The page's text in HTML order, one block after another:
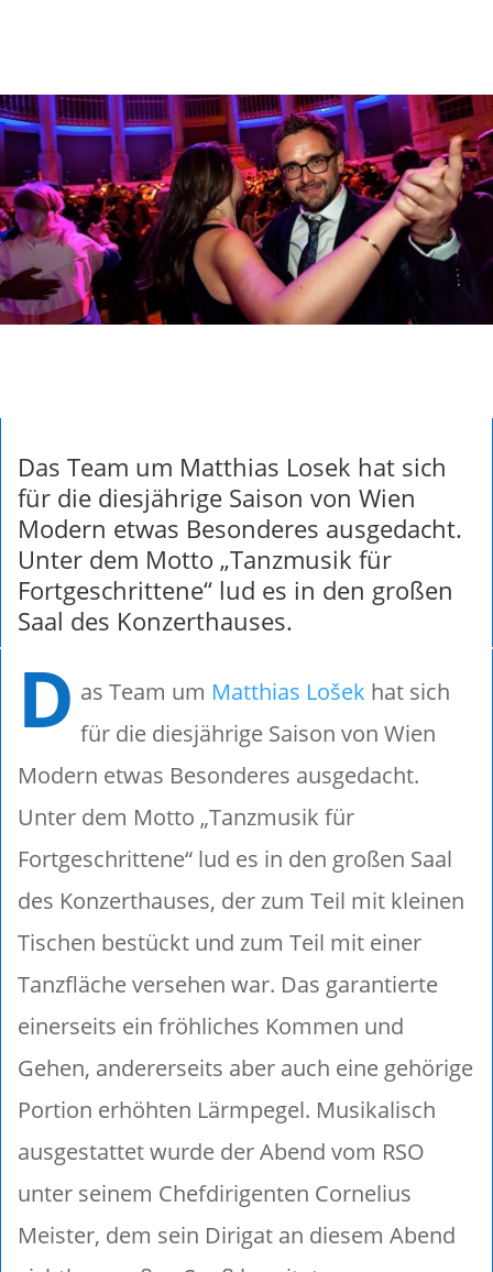
Das Team um Matthias Losek hat sich
für die diesjährige Saison von Wien
Modern etwas Besonderes ausgedacht.
Unter dem Motto „Tanzmusik für
Fortgeschrittene“ lud es in den großen
Saal des Konzerthauses.
D as Team um Matthias Lošek hat sich
für die diesjährige Saison von Wien
Modern etwas Besonderes ausgedacht.
Unter dem Motto „Tanzmusik für
Fortgeschrittene“ lud es in den großen Saal
des Konzerthauses, der zum Teil mit kleinen
Tischen bestückt und zum Teil mit einer
Tanzfläche versehen war. Das garantierte
einerseits ein fröhliches Kommen und
Gehen, andererseits aber auch eine gehörige
Portion erhöhten Lärmpegel. Musikalisch
ausgestattet wurde der Abend vom RSO
unter seinem Chefdirigenten Cornelius
Meister, dem sein Dirigat an diesem Abend